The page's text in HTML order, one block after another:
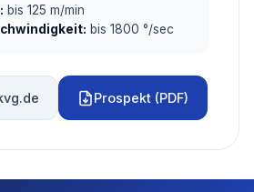
bis 125 m/min
bis 1800 °/sec
Prospekt (PDF)